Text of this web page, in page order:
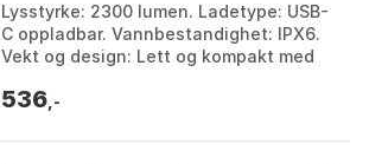
Lysstyrke: 2300 lumen. Ladetype: USB-
C oppladbar. Vannbestandighet: IPX6.
Vekt og design: Lett og kompakt med
Størrelse: One ...
536 ,-